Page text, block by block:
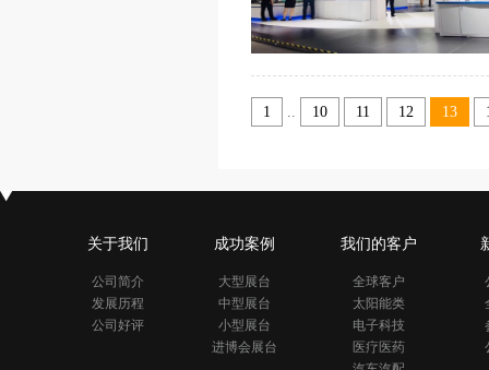
1 .. 10 11 12 13
关于我们
公司简介
发展历程
公司好评
成功案例
大型展台
中型展台
小型展台
进博会展台
我们的客户
全球客户
太阳能类
电子科技
医疗医药